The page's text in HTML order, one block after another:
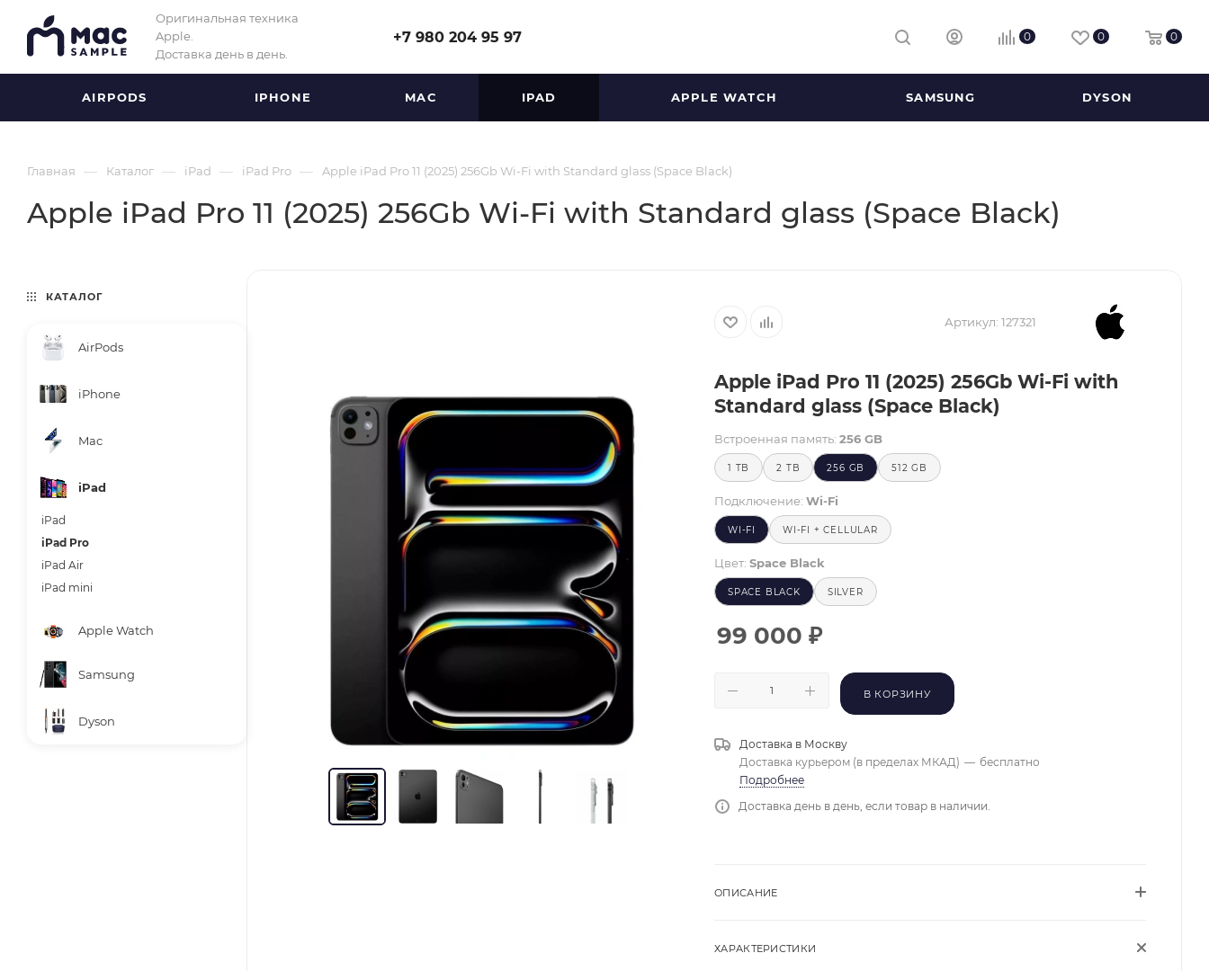
Оригинальная техника
Apple.
Доставка день в день.
+7 980 204 95 97 0 0 0
AIRPODS IPHONE MAC IPAD APPLE WATCH SAMSUNG DYSON
Главная — Каталог — iPad — iPad Pro — Apple iPad Pro 11 (2025) 256Gb Wi-Fi with Standard glass (Space Black)
Apple iPad Pro 11 (2025) 256Gb Wi-Fi with Standard glass (Space Black)
Артикул: 127321
Apple iPad Pro 11 (2025) 256Gb Wi-Fi with
Standard glass (Space Black)
Встроенная память: 256 GB
1 TB 2 TB 256 GB 512 GB
Подключение: Wi-Fi
WI-FI WI-FI + CELLULAR
Цвет: Space Black
SPACE BLACK SILVER
99 000 ₽
В КОРЗИНУ
Доставка в Москву
Доставка курьером (в пределах МКАД) — бесплатно
Подробнее
Доставка день в день, если товар в наличии.
ОПИСАНИЕ
ХАРАКТЕРИСТИКИ
КАТАЛОГ
AirPods
iPhone
Mac
iPad
iPad
iPad Pro
iPad Air
iPad mini
Apple Watch
Samsung
Dyson